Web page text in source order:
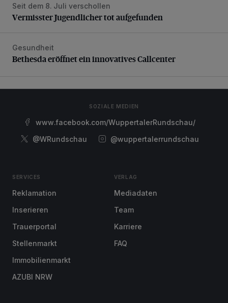
Vermisster Jugendlicher tot aufgefunden
Seit dem 8. Juli verschollen
Vermisster Jugendlicher tot aufgefunden
Bethesda eröffnet ein innovatives Callcenter
Gesundheit
Bethesda eröffnet ein innovatives Callcenter
SOZIALE MEDIEN
www.facebook.com/WuppertalerRundschau/
@WRundschau
@wuppertalerrundschau
SERVICES
Reklamation
Inserieren
Trauerportal
Stellenmarkt
Immobilienmarkt
AZUBI NRW
VERLAG
Mediadaten
Team
Karriere
FAQ